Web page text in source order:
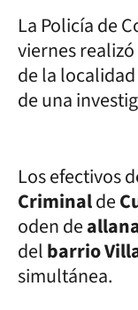
La Policía de
viernes
de la
de una
Los efectivos
Criminalde
oden de
delbarrio
simultánea.